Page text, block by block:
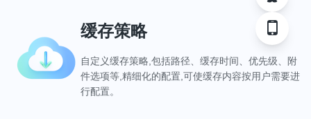
缓存策略
自定义缓存策略,包括路径、缓存时间、优先级、附
件选项等,精细化的配置,可使缓存内容按用户需要进
行配置。